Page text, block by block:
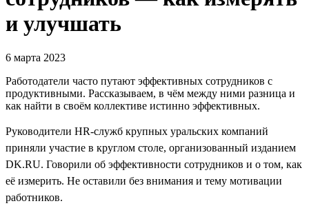
и улучшать
6 марта 2023
Работодатели часто путают эффективных сотрудников с
продуктивными. Рассказываем, в чём между ними разница и
как найти в своём коллективе истинно эффективных.
Руководители HR-служб крупных уральских компаний
приняли участие в круглом столе, организованный изданием
DK.RU. Говорили об эффективности сотрудников и о том, как
её измерить. Не оставили без внимания и тему мотивации
работников.